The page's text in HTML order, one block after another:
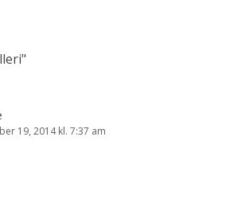
"
19, 2014 kl. 7:37 am